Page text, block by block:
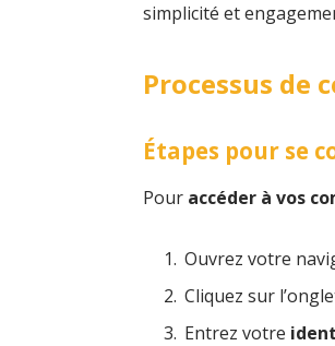
simplicité et
Processus de
Étapes pour se
Pour accéder à vos
Ouvrez votre
Cliquez sur
Entrez votre